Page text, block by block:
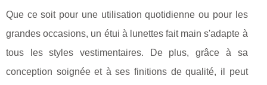
Que ce soit pour une utilisation quotidienne ou pour les
grandes occasions, un étui à lunettes fait main s'adapte à
tous les styles vestimentaires. De plus, grâce à sa
conception soignée et à ses finitions de qualité, il peut